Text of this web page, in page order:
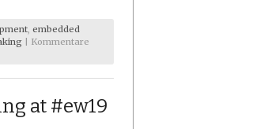
, embedded
Kommentare
at #ew19